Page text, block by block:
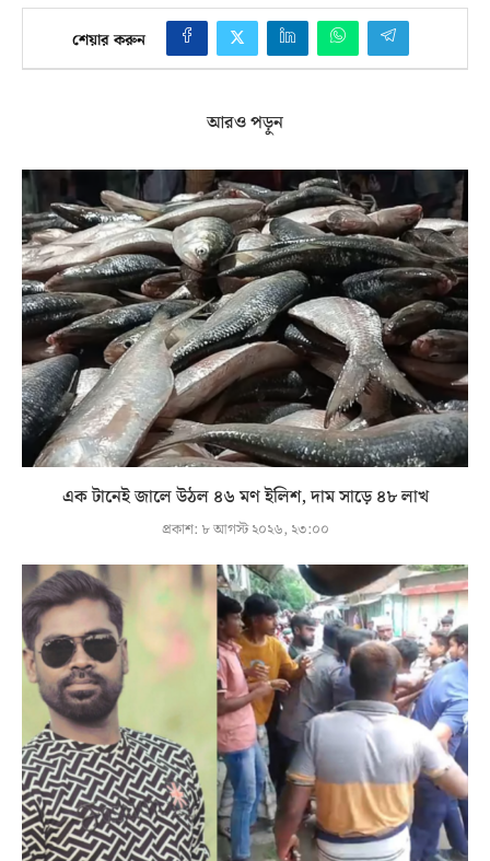
শেয়ার করুন
আরও পড়ুন
এক টানেই জালে উঠল ৪৬ মণ ইলিশ, দাম সাড়ে ৪৮ লাখ
প্রকাশ: ৮ আগস্ট ২০২৬, ২৩:০০